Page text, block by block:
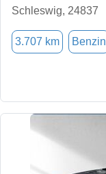
Schleswig, 24837
3.707 km Benzin